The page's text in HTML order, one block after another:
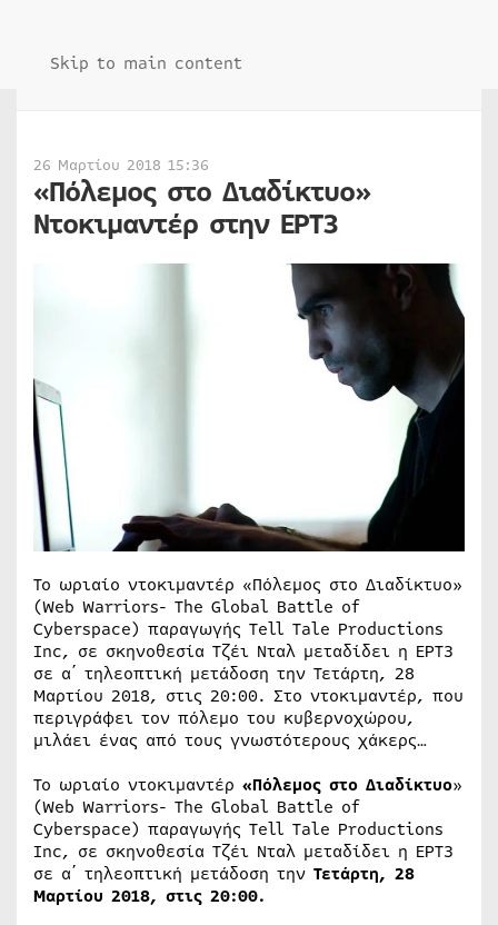
Skip to main content
26 Μαρτίου 2018 15:36
«Πόλεμος στο Διαδίκτυο»
Ντοκιμαντέρ στην ΕΡΤ3
Το ωριαίο ντοκιμαντέρ «Πόλεμος στο Διαδίκτυο»
(Web Warriors- The Global Battle of
Cyberspace) παραγωγής Tell Tale Productions
Inc, σε σκηνοθεσία Τζέι Νταλ μεταδίδει η ΕΡΤ3
σε α΄ τηλεοπτική μετάδοση την Τετάρτη, 28
Μαρτίου 2018, στις 20:00. Στο ντοκιμαντέρ, που
περιγράφει τον πόλεμο του κυβερνοχώρου,
μιλάει ένας από τους γνωστότερους χάκερς…
Το ωριαίο ντοκιμαντέρ «Πόλεμος στο Διαδίκτυο»
(Web Warriors- The Global Battle of
Cyberspace) παραγωγής Tell Tale Productions
Inc, σε σκηνοθεσία Τζέι Νταλ μεταδίδει η ΕΡΤ3
σε α΄ τηλεοπτική μετάδοση την Τετάρτη, 28
Μαρτίου 2018, στις 20:00.